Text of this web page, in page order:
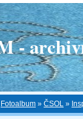
-
Fotoalbum » ČSOL »